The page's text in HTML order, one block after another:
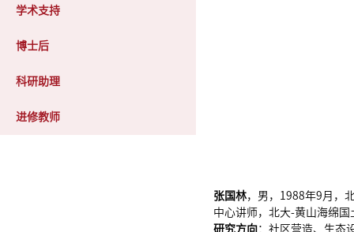
学术支持
博士后
科研助理
进修教师
张国林，男，1988年9月，
中心讲师，北大-黄山海绵
研究方向 ：社区营造、生态